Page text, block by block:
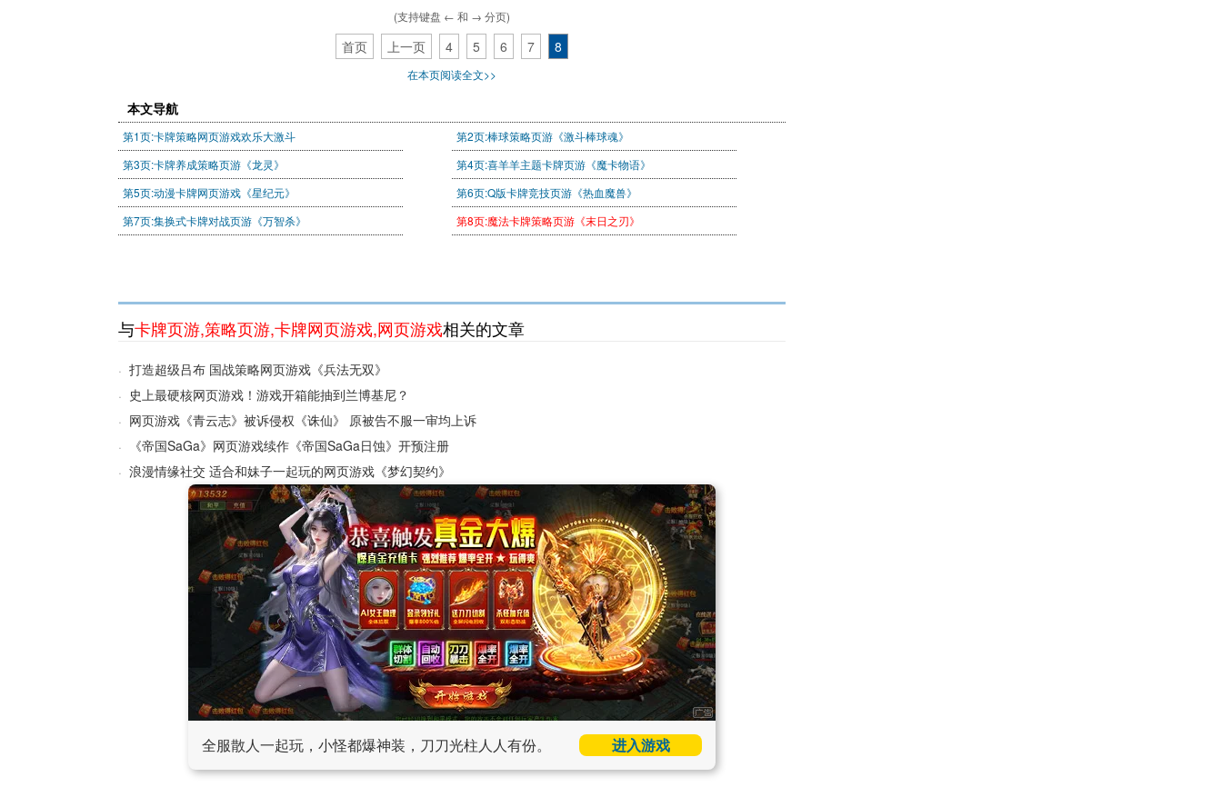
(支持键盘 ← 和 → 分页)
首页 上一页 4 5 6 7 8
在本页阅读全文>>
本文导航
第1页:卡牌策略网页游戏欢乐大激斗
第3页:卡牌养成策略页游《龙灵》
第5页:动漫卡牌网页游戏《星纪元》
第7页:集换式卡牌对战页游《万智杀》
第2页:棒球策略页游《激斗棒球魂》
第4页:喜羊羊主题卡牌页游《魔卡物语》
第6页:Q版卡牌竞技页游《热血魔兽》
第8页:魔法卡牌策略页游《末日之刃》
与卡牌页游,策略页游,卡牌网页游戏,网页游戏相关的文章
· 打造超级吕布 国战策略网页游戏《兵法无双》
· 史上最硬核网页游戏！游戏开箱能抽到兰博基尼？
· 网页游戏《青云志》被诉侵权《诛仙》 原被告不服一审均上诉
·
《帝国SaGa》网页游戏续作《帝国SaGa日蚀》开预注册
· 浪漫情缘社交 适合和妹子一起玩的网页游戏《梦幻契约》
全服散人一起玩，小怪都爆神装，刀刀光柱人人有份。 进入游戏